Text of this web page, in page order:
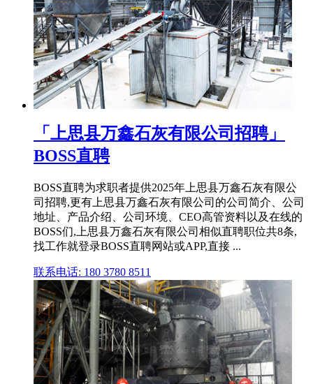
「上思县万鑫石灰有限公司招聘」
BOSS直聘
BOSS直聘为求职者提供2025年上思县万鑫石灰有限公
司招聘,更有上思县万鑫石灰有限公司的公司简介、公司
地址、产品介绍、公司环境、CEO高管资料以及在线的
BOSS们,上思县万鑫石灰有限公司相似直聘职位共8条,
找工作就登录BOSS直聘网站或APP,直接 ...
联系电话: 180 3780 8511